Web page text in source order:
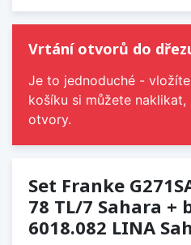
Vrtání otvorů do
Je to jednoduché -
košíku si můžete
otvory.
Set Franke
78 TL/7 Sahara +
6018.082 LINA